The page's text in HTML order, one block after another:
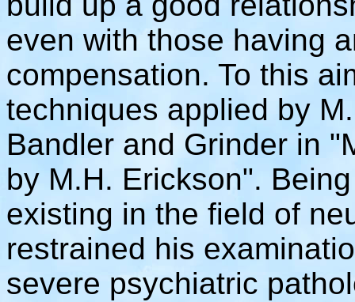
even with those having
compensation. To this
techniques applied by
Bandler and Grinder in
by M.H. Erickson".
existing in the field of
restrained his
severe psychiatric